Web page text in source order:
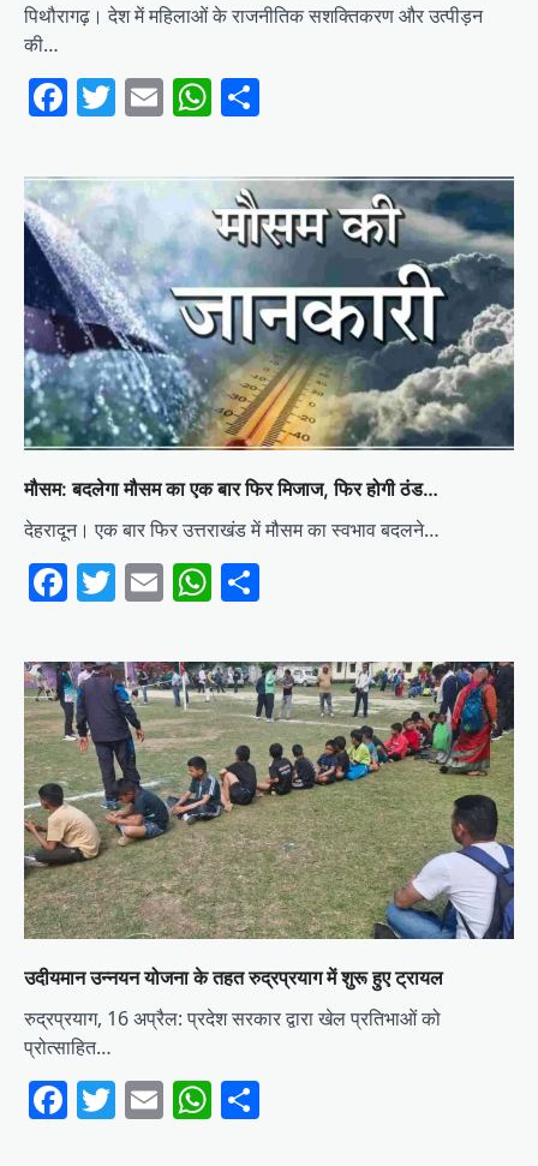
पिथौरागढ़। देश में महिलाओं के राजनीतिक सशक्तिकरण और उत्पीड़न
की…
Facebook
Twitter
EmailWhatsApp
मौसम: बदलेगा मौसम का एक बार फिर मिजाज, फिर होगी ठंड…
देहरादून। एक बार फिर उत्तराखंड में मौसम का स्वभाव बदलने…
Facebook
Twitter
EmailWhatsApp
उदीयमान उन्नयन योजना के तहत रुद्रप्रयाग में शुरू हुए ट्रायल
रुद्रप्रयाग, 16 अप्रैल: प्रदेश सरकार द्वारा खेल प्रतिभाओं को
प्रोत्साहित…
Facebook
Twitter
EmailWhatsApp